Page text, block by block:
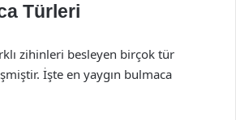
Türleri
zihinleri besleyen birçok tür
İşte en yaygın bulmaca